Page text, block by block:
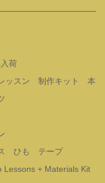
荷
ッスン 制作キット 本
ひも テープ
Lessons + Materials Kit